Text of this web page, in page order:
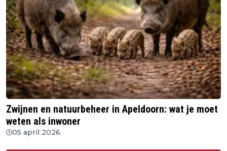
Zwijnen en natuurbeheer in Apeldoorn: wat je moet
weten als inwoner
05 april 2026